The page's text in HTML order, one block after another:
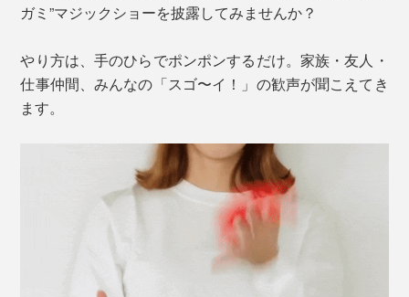
ガミ”マジックショーを披露してみませんか？
やり方は、手のひらでポンポンするだけ。家族・友人・
仕事仲間、みんなの「スゴ〜イ！」の歓声が聞こえてき
ます。